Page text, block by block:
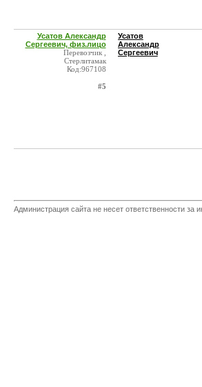
Усатов Александр
Сергеевич, физ.лицо
Перевозчик ,
Стерлитамак
Код:967108
#5
Усатов
Александр
Сергеевич
Администрация сайта не несет ответственности